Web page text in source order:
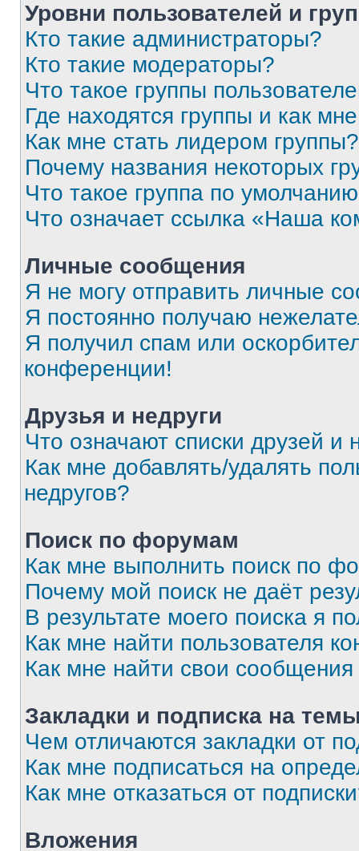
Уровни пользователей и
Кто такие администраторы?
Кто такие модераторы?
Что такое группы
Где находятся группы и как
Как мне стать лидером группы?
Почему названия некоторых
Что такое группа по
Что означает ссылка «Наша
Личные сообщения
Я не могу отправить личные
Я постоянно получаю
Я получил спам или
конференции!
Друзья и недруги
Что означают списки друзей и
Как мне добавлять/удалять
недругов?
Поиск по форумам
Как мне выполнить поиск по
Почему мой поиск не даёт
В результате моего поиска я
Как мне найти пользователя
Как мне найти свои
Закладки и подписка на
Чем отличаются закладки от
Как мне подписаться на
Как мне отказаться от
Вложения